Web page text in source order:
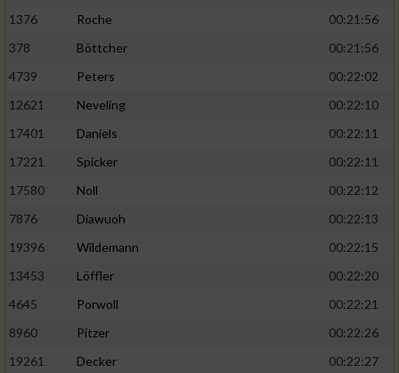
1376
Roche
00:21:56
378
Böttcher
00:21:56
4739
Peters
00:22:02
12621
Neveling
00:22:10
17401
Daniels
00:22:11
17221
Spicker
00:22:11
17580
Noll
00:22:12
7876
Diawuoh
00:22:13
19396
Wildemann
00:22:15
13453
Löffler
00:22:20
4645
Porwoll
00:22:21
8960
Pitzer
00:22:26
19261
Decker
00:22:27